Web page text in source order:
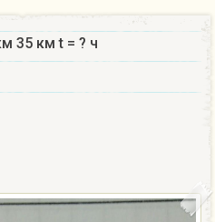
35 км t = ? ч​